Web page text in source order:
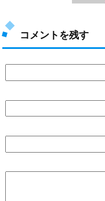
コメントを残す